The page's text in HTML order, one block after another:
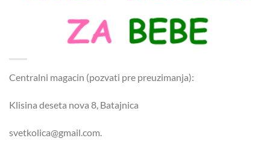
Centralni magacin (pozvati pre preuzimanja):
Klisina deseta nova 8, Batajnica
svetkolica@gmail.com.